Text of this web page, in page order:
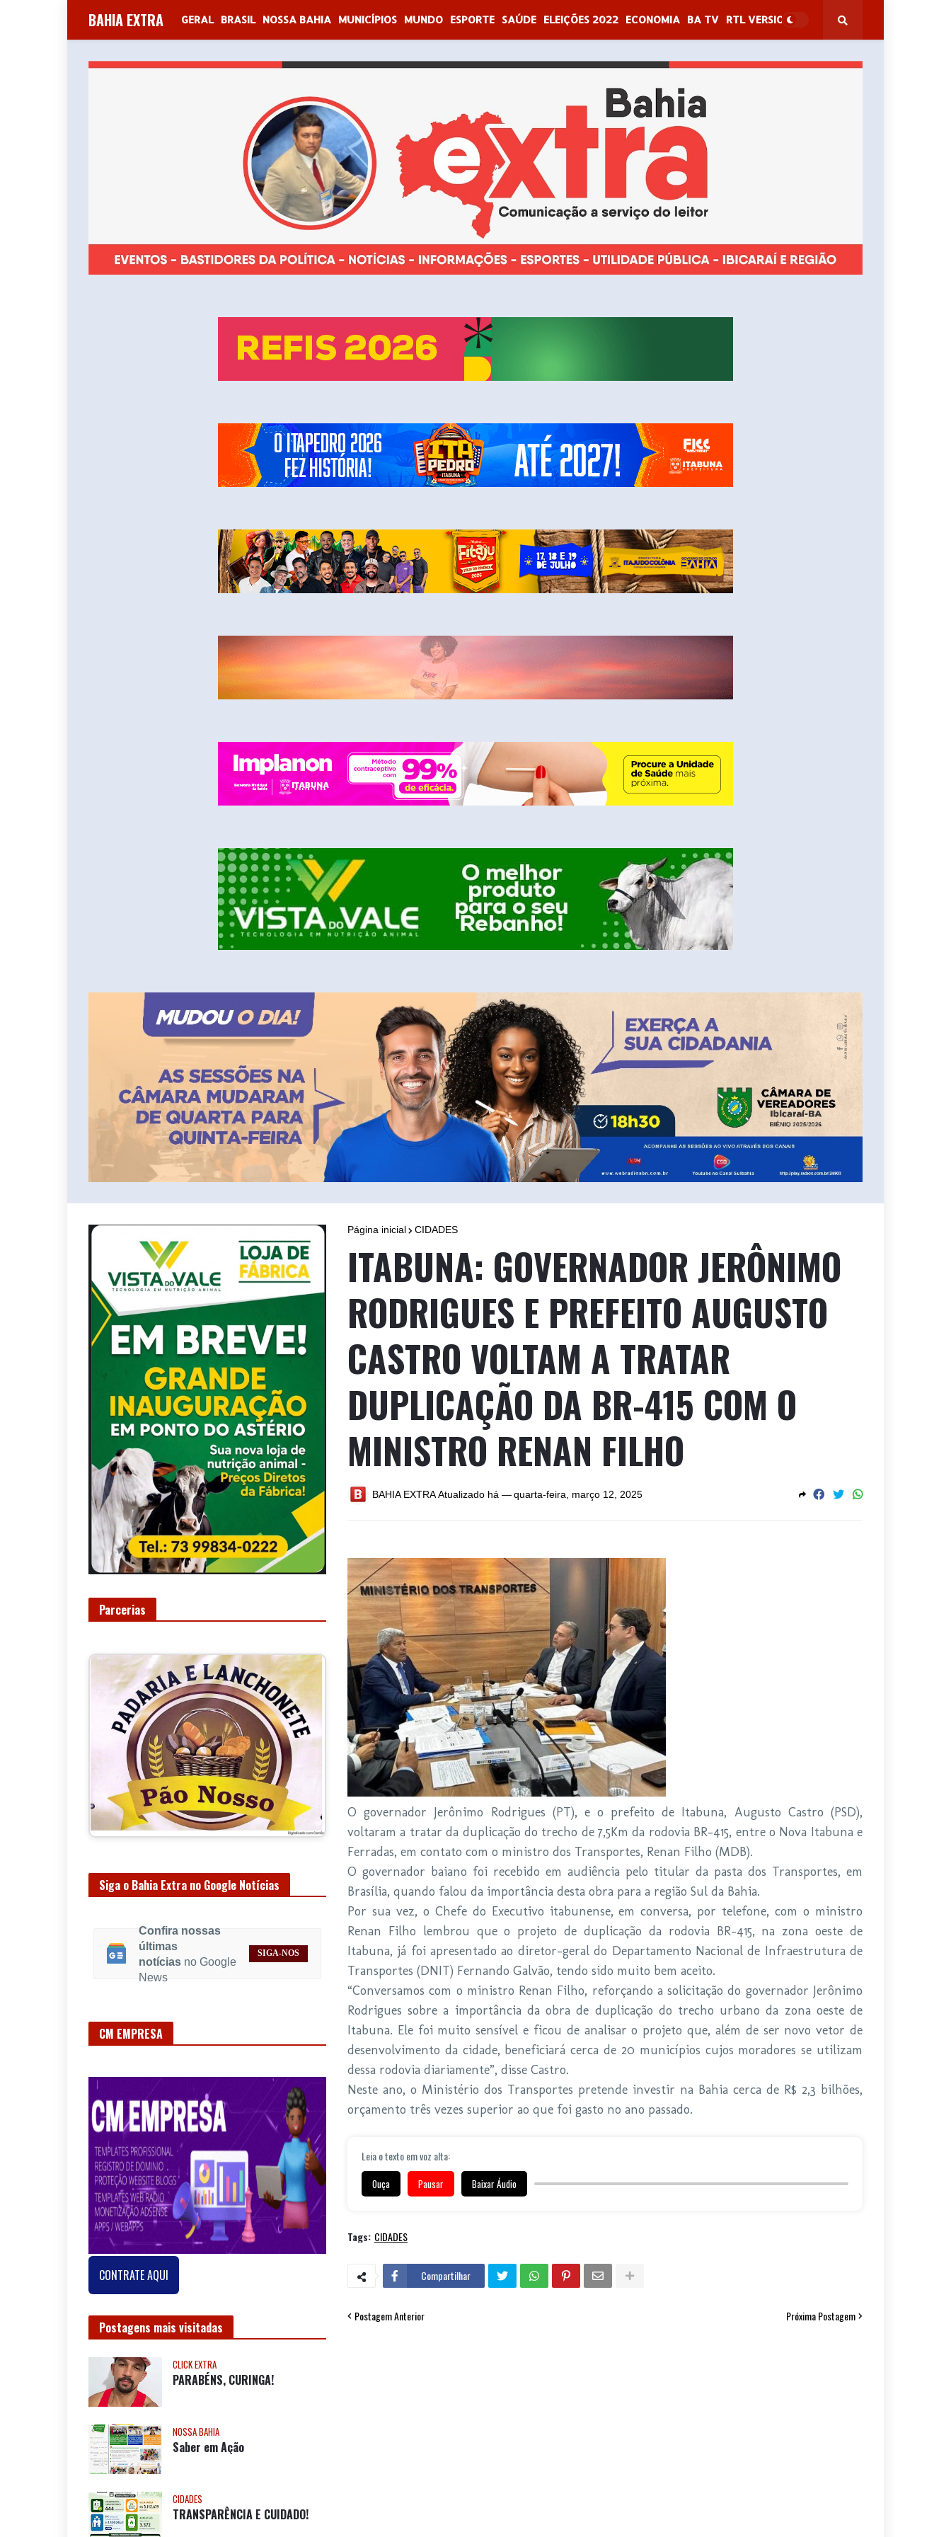
BAHIA EXTRA GERAL BRASIL NOSSA BAHIA MUNICÍPIOS MUNDO ESPORTE SAÚDE ELEIÇÕES 2022 ECONOMIA BA TV RTL VERSION
Página inicial CIDADES
ITABUNA: GOVERNADOR JERÔNIMO
RODRIGUES E PREFEITO AUGUSTO
CASTRO VOLTAM A TRATAR
DUPLICAÇÃO DA BR-415 COM O
MINISTRO RENAN FILHO
BAHIA EXTRAAtualizado há —quarta-feira, março 12, 2025
O governador Jerônimo Rodrigues (PT), e o prefeito de Itabuna, Augusto Castro (PSD),
voltaram a tratar da duplicação do trecho de 7,5Km da rodovia BR-415, entre o Nova Itabuna e
Ferradas, em contato com o ministro dos Transportes, Renan Filho (MDB).
O governador baiano foi recebido em audiência pelo titular da pasta dos Transportes, em
Brasília, quando falou da importância desta obra para a região Sul da Bahia.
Por sua vez, o Chefe do Executivo itabunense, em conversa, por telefone, com o ministro
Renan Filho lembrou que o projeto de duplicação da rodovia BR-415, na zona oeste de
Itabuna, já foi apresentado ao diretor-geral do Departamento Nacional de Infraestrutura de
Transportes (DNIT) Fernando Galvão, tendo sido muito bem aceito.
“Conversamos com o ministro Renan Filho, reforçando a solicitação do governador Jerônimo
Rodrigues sobre a importância da obra de duplicação do trecho urbano da zona oeste de
Itabuna. Ele foi muito sensível e ficou de analisar o projeto que, além de ser novo vetor de
desenvolvimento da cidade, beneficiará cerca de 20 municípios cujos moradores se utilizam
dessa rodovia diariamente”, disse Castro.
Neste ano, o Ministério dos Transportes pretende investir na Bahia cerca de R$ 2,3 bilhões,
orçamento três vezes superior ao que foi gasto no ano passado.
Leia o texto em voz alta:
Ouça Pausar Baixar Áudio
Tags: CIDADES
Compartilhar
Postagem Anterior Próxima Postagem
Parcerias
Confira nossas
notícias no Google
News
CONTRATE AQUI
Postagens mais visitadas
CLICK EXTRA
PARABÉNS, CURINGA!